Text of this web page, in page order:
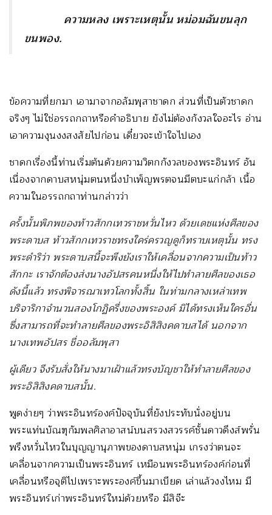
ความหลง เพราะเหตุนั้น หม่อมฉันขนลุก
ขนพอง.
ข้อความที่ยกมา เอามาจากอลัมพุสาชาดก ส่วนที่เป็นตัวชาดก
จริงๆ ไม่ใช่อรรถกถาหรือคำอธิบาย ยังไม่ต้องกังวลใจอะไร อ่าน
เอาความงุนงงสงสัยไปก่อน เดี๋ยวจะเข้าใจไปเอง
ชาดกเรื่องนี้ท่านเริ่มต้นด้วยความวิตกกังวลของพระอินทร์ อัน
เนื่องจากดาบสหนุ่มตนหนึ่งบำเพ็ญพรตจนมีตบะแก่กล้า เนื้อ
ความในอรรถกถาท่านกล่าวว่า
ครั้งนั้นพิภพของท้าวสักกเทวราชหวั่นไหว ด้วยเดชแห่งศีลของ
พระดาบส ท้าวสักกเทวราชทรงใคร่ครวญดูก็ทราบเหตุนั้น ทรง
พระดำริว่า พระดาบสนี้จะพึงยังเราให้เคลื่อนจากความเป็นท้าว
สักกะ เราจักต้องส่งนางอัปสรคนหนึ่งให้ไปทำลายศีลของเธอ
ดังนี้แล้ว ทรงพิจารณาเทวโลกทั้งสิ้น ในท่ามกลางเหล่าเทพ
บริจาริกาจำนวนสองโกฏิครึ่งของพระองค์ มิได้ทรงเห็นใครอื่น
ซึ่งสามารถที่จะทำลายศีลของพระอิสิสิงคดาบสได้ นอกจาก
นางเทพอัปสร ชื่ออลัมพุสา
ผู้เดียว จึงรับสั่งให้นางมาเฝ้าแล้วทรงบัญชาให้ทำลายศีลของ
พระอิสิสิงคดาบสนั้น.
พูดง่ายๆ ว่าพระอินทร์องค์ปัจจุบันที่ยังประทับนั่งอยู่บน
พระแท่นบัณฑุกัมพลศิลาอาสน์บนสรวงสวรรค์ชั้นดาวดึงส์พรั่น
พรึงหวั่นไหวในบุญญานุภาพของดาบสหนุ่ม เกรงว่าตนจะ
เคลื่อนจากความเป็นพระอินทร์ เหมือนพระอินทร์องค์ก่อนที่
เคลื่อนหรือจุติไปเพราะพระองค์ขึ้นมาเบียด เล่าแล้วงงไหม มี
พระอินทร์เก่าพระอินทร์ใหม่ด้วยหรือ มีสิจ๊ะ